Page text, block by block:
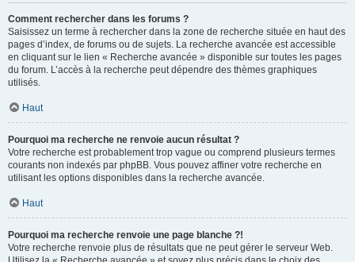
Comment rechercher dans les forums ?
Saisissez un terme à rechercher dans la zone de recherche située en haut des
pages d’index, de forums ou de sujets. La recherche avancée est accessible
en cliquant sur le lien « Recherche avancée » disponible sur toutes les pages
du forum. L’accès à la recherche peut dépendre des thèmes graphiques
utilisés.
Haut
Pourquoi ma recherche ne renvoie aucun résultat ?
Votre recherche est probablement trop vague ou comprend plusieurs termes
courants non indexés par phpBB. Vous pouvez affiner votre recherche en
utilisant les options disponibles dans la recherche avancée.
Haut
Pourquoi ma recherche renvoie une page blanche ?!
Votre recherche renvoie plus de résultats que ne peut gérer le serveur Web.